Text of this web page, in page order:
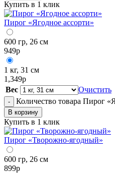
Купить в 1 клик
Пирог «Ягодное ассорти»
600 гр, 26 см
949р
1 кг, 31 см
1,349р
Вес
Очистить
- Количество товара Пирог
В корзину
Купить в 1 клик
Пирог «Творожно-ягодный»
600 гр, 26 см
899р